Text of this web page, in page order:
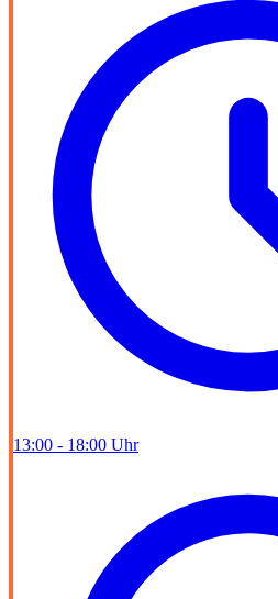
13:00 - 18:00 Uhr